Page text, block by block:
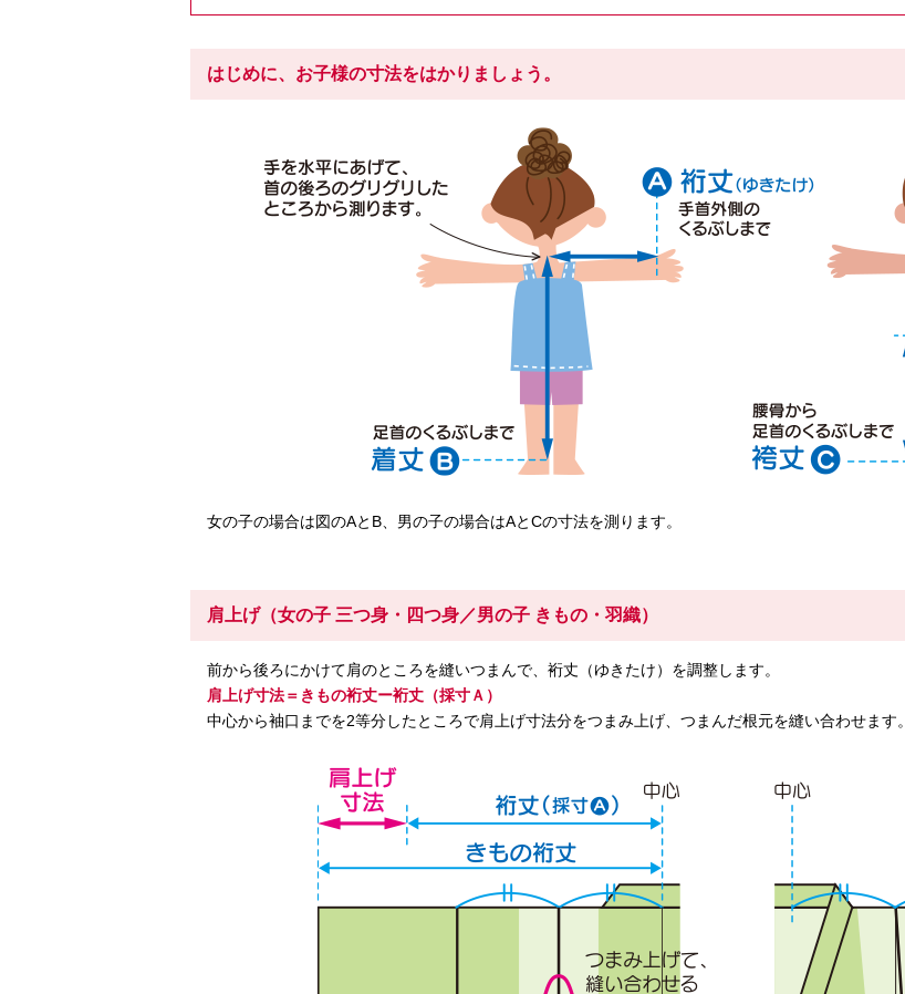
はじめに、お子様の寸法をはかりましょう。
女の子の場合は図のAとB、男の子の場合はAとCの寸法を測ります。
肩上げ（女の子 三つ身・四つ身／男の子 きもの・羽織）
前から後ろにかけて肩のところを縫いつまんで、裄丈（ゆきたけ）を調整します。
肩上げ寸法＝きもの裄丈ー裄丈（採寸Ａ）
中心から袖口までを2等分したところで肩上げ寸法分をつまみ上げ、つまんだ根元を縫い合わせます。